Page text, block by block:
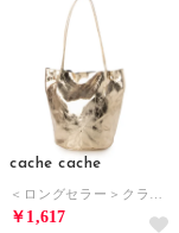
cache cache
￥1,617